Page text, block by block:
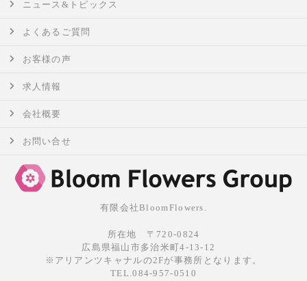
ニュース&トピックス
よくあるご質問
お客様の声
求人情報
会社概要
お問い合せ
有限会社BloomFlowers.
所在地 〒720-0824
広島県福山市多治米町4-13-12
※アリアンツキャナルの2Fが事務所となります。
TEL.084-957-0510